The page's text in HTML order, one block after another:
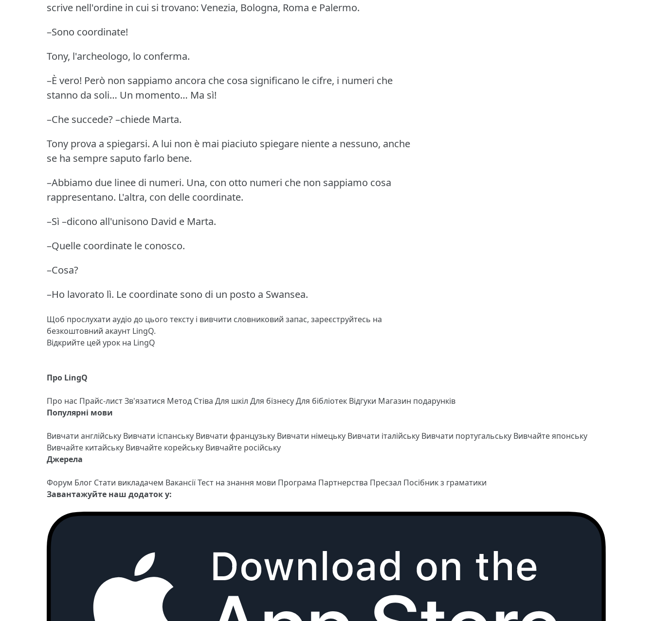
scrive nell'ordine in cui si trovano: Venezia, Bologna, Roma e Palermo.
–Sono coordinate!
Tony, l'archeologo, lo conferma.
–È vero! Però non sappiamo ancora che cosa significano le cifre, i numeri che
stanno da soli… Un momento… Ma sì!
–Che succede?–chiede Marta.
Tony prova a spiegarsi. A lui non è mai piaciuto spiegare niente a nessuno, anche
se ha sempre saputo farlo bene.
–Abbiamo due linee di numeri. Una, con otto numeri che non sappiamo cosa
rappresentano. L'altra, con delle coordinate.
–Sì –dicono all'unisono David e Marta.
–Quelle coordinate le conosco.
–Cosa?
–Ho lavorato lì. Le coordinate sono di un posto a Swansea.
Щоб прослухати аудіо до цього тексту і вивчити словниковий запас, зареєструйтесь на
безкоштовний акаунт LingQ.
Відкрийте цей урок на LingQ
Про LingQ
Про нас Прайс-листЗв'язатися Метод Стіва Для шкіл Для бізнесуДля бібліотек Відгуки Магазин подарунків
Популярні мови
Вивчати англійську Вивчати іспанську Вивчати французьку Вивчати німецьку Вивчати італійську Вивчати португальську Вивчайте японську
Вивчайте китайську Вивчайте корейську Вивчайте російську
Джерела
Форум Блог Стати викладачем ВакансіїТест на знання мови Програма Партнерства Пресзал Посібник з граматики
Завантажуйте наш додаток у: